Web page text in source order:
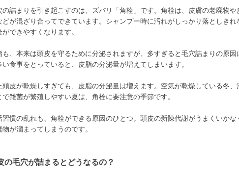
の詰まりを引き起こすのは、ズバリ「角栓」です。角栓は、皮膚の老廃物や
どが混ざり合ってできています。シャンプー時に汚れがしっかり落としきれ
ができやすくなります。
も、本来は頭皮を守るために分泌されますが、多すぎると毛穴詰まりの原因
い食事をとっていると、皮脂の分泌量が増えてしまいます。
頭皮が乾燥しすぎても、皮脂の分泌量は増えます。空気が乾燥している冬、
で雑菌が繁殖しやすい夏は、角栓に要注意の季節です。
習慣の乱れも、角栓ができる原因のひとつ。頭皮の新陳代謝がうまくいかな
物が溜まってしまうのです。
の毛穴が詰まるとどうなるの？